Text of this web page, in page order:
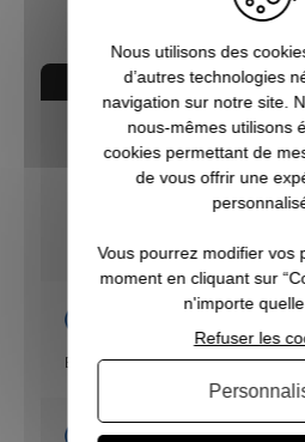
AVIS CONCERNANT
VOIR L'ATTESTATION
Acheteur Vérifié
Publié le 11/01/2023 à 18:29
Bien
Acheteur Vérifié
Nous utilisons des
d’autres technologies
navigation sur notre site.
nous-mêmes utilisons
cookies permettant de
de vous offrir une
Vous pourrez modifier vos
moment en cliquant sur
n'importe quelle
Refuser les